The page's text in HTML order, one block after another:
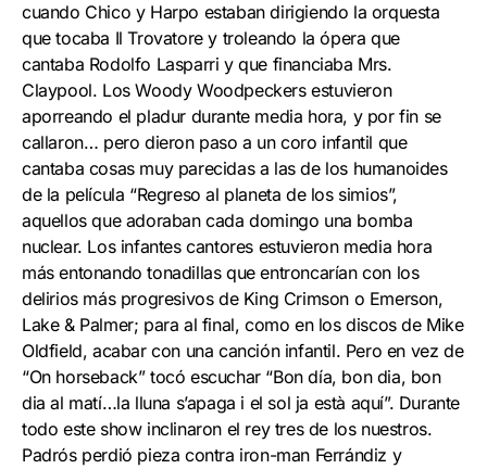
cuando Chico y Harpo estaban dirigiendo la orquesta
que tocaba Il Trovatore y troleando la ópera que
cantaba Rodolfo Lasparri y que financiaba Mrs.
Claypool. Los Woody Woodpeckers estuvieron
aporreando el pladur durante media hora, y por fin se
callaron… pero dieron paso a un coro infantil que
cantaba cosas muy parecidas a las de los humanoides
de la película “Regreso al planeta de los simios”,
aquellos que adoraban cada domingo una bomba
nuclear. Los infantes cantores estuvieron media hora
más entonando tonadillas que entroncarían con los
delirios más progresivos de King Crimson o Emerson,
Lake & Palmer; para al final, como en los discos de Mike
Oldfield, acabar con una canción infantil. Pero en vez de
“On horseback” tocó escuchar “Bon día, bon dia, bon
dia al matí…la lluna s’apaga i el sol ja està aquí”. Durante
todo este show inclinaron el rey tres de los nuestros.
Padrós perdió pieza contra iron-man Ferrándiz y